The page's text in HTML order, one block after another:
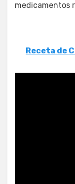
medicamentos
Receta de